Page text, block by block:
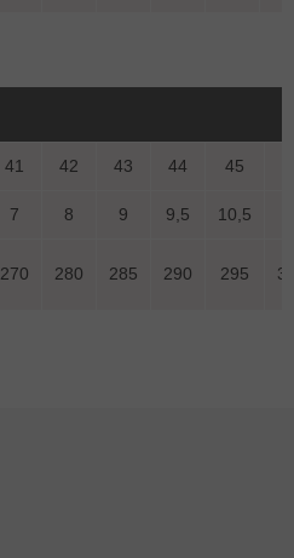
41 42 43 44 45
7 8 9 9,5 10,5
270 280 285 290 295